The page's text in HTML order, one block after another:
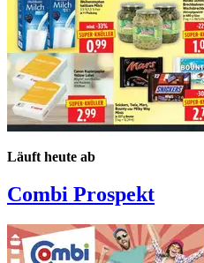
Läuft heute ab
Combi Prospekt